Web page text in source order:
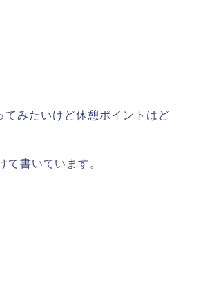
てみたいけど休憩ポイントはど
て書いています。